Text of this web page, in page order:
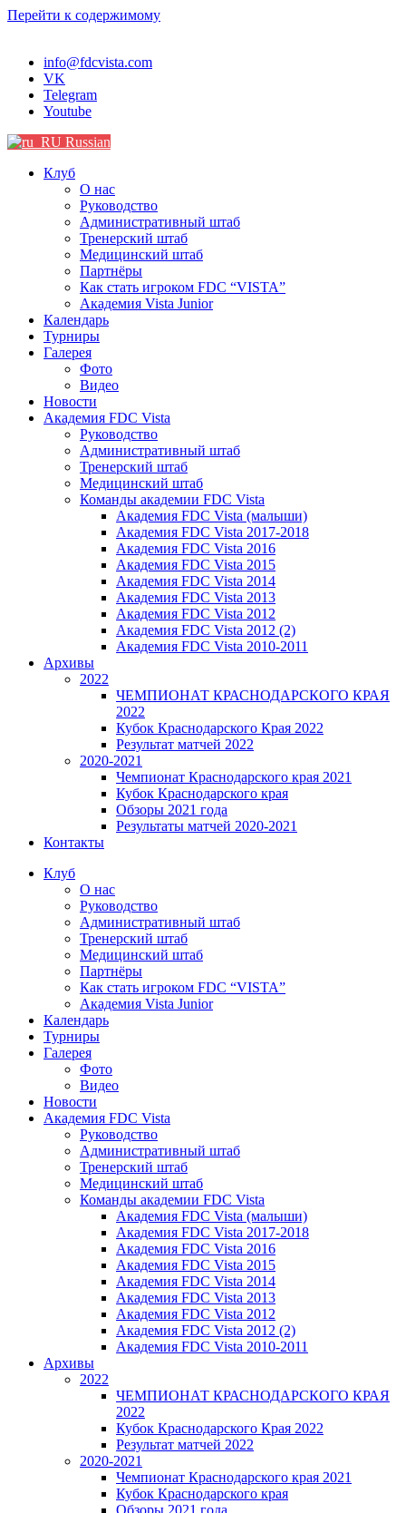
Перейти к содержимому
info@fdcvista.com
VK
Telegram
Youtube
Russian
Клуб
О нас
Руководство
Административный штаб
Тренерский штаб
Медицинский штаб
Партнёры
Как стать игроком FDC “VISTA”
Академия Vista Junior
Календарь
Турниры
Галерея
Фото
Видео
Новости
Академия FDC Vista
Руководство
Административный штаб
Тренерский штаб
Медицинский штаб
Команды академии FDC Vista
Академия FDC Vista (малыши)
Академия FDC Vista 2017-2018
Академия FDC Vista 2016
Академия FDC Vista 2015
Академия FDC Vista 2014
Академия FDC Vista 2013
Академия FDC Vista 2012
Академия FDC Vista 2012 (2)
Академия FDC Vista 2010-2011
Архивы
2022
ЧЕМПИОНАТ КРАСНОДАРСКОГО КРАЯ
2022
Кубок Краснодарского Края 2022
Результат матчей 2022
2020-2021
Чемпионат Краснодарского края 2021
Кубок Краснодарского края
Обзоры 2021 года
Результаты матчей 2020-2021
Контакты
Клуб
О нас
Руководство
Административный штаб
Тренерский штаб
Медицинский штаб
Партнёры
Как стать игроком FDC “VISTA”
Академия Vista Junior
Календарь
Турниры
Галерея
Фото
Видео
Новости
Академия FDC Vista
Руководство
Административный штаб
Тренерский штаб
Медицинский штаб
Команды академии FDC Vista
Академия FDC Vista (малыши)
Академия FDC Vista 2017-2018
Академия FDC Vista 2016
Академия FDC Vista 2015
Академия FDC Vista 2014
Академия FDC Vista 2013
Академия FDC Vista 2012
Академия FDC Vista 2012 (2)
Академия FDC Vista 2010-2011
Архивы
2022
ЧЕМПИОНАТ КРАСНОДАРСКОГО КРАЯ
2022
Кубок Краснодарского Края 2022
Результат матчей 2022
2020-2021
Чемпионат Краснодарского края 2021
Кубок Краснодарского края
Обзоры 2021 года